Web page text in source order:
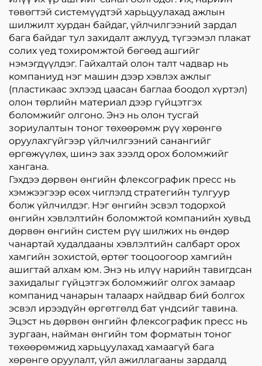
төвөгтэй системүүдтэй харьцуулахад ажлын
шилжилт хурдан байдаг, үйлчилгээний зардал
бага байдаг тул захидалт ажлууд, түгээмэл плакат
солих үед тохиромжтой бөгөөд ашгийг
нэмэгдүүлдэг. Гайхалтай олон талт чадвар нь
компаниуд нэг машин дээр хэвлэх ажлыг
(пластикаас эхлээд цаасан баглаа боодол хүртэл)
олон төрлийн материал дээр гүйцэтгэх
боломжийг олгоно. Энэ нь олон тусгай
зориулалтын тоног төхөөрөмж рүү хөрөнгө
оруулахгүйгээр үйлчилгээний санангийг
өргөжүүлөх, шинэ зах зээлд орох боломжийг
хангана.
Гэхдээ дөрвөн өнгийн флексографик пресс нь
хэмжээгээр өсөх чиглэлд стратегийн тулгуур
болж үйлчилдэг. Нэг өнгийн эсвэл тодорхой
өнгийн хэвлэлтийн боломжтой компанийн хувьд
дөрвөн өнгийн систем рүү шилжих нь өндөр
чанартай худалдааны хэвлэлтийн салбарт орох
хамгийн зохистой, өртөг тооцоогоор хамгийн
ашигтай алхам юм. Энэ нь илүү нарийн тавигдсан
захидалыг гүйцэтгэх боломжийг олгох замаар
компанид чанарын талаарх найдвар бий болгох
эсвэл ирээдүйн өргөтгөлд бат үндсийг тавина.
Эцэст нь дөрвөн өнгийн флексографик пресс нь
зургаан, найман өнгийн том форматын тоног
төхөөрөмжид харьцуулахад хамаагүй бага
хөрөнгө оруулалт, үйл ажиллагааны зардалд